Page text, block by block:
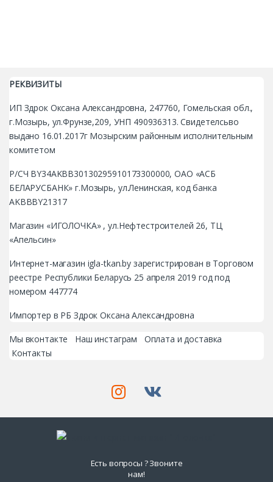
РЕКВИЗИТЫ
ИП Здрок Оксана Александровна, 247760, Гомельская обл.,
г.Мозырь, ул.Фрунзе,209, УНП 490936313. Свидетелсьво
выдано 16.01.2017г Мозырским районным исполнительным
комитетом
Р/СЧ BY34AKBB30130295910173300000, ОАО «АСБ
БЕЛАРУСБАНК» г.Мозырь, ул.Ленинская, код банка
AKBBBY21317
Магазин «ИГОЛОЧКА» , ул.Нефтестроителей 26, ТЦ
«Апельсин»
Интернет-магазин igla-tkan.by зарегистрирован в Торговом
реестре Республики Беларусь 25 апреля 2019 год под
номером 447774
Импортер в РБ Здрок Оксана Александровна
Мы вконтакте Наш инстаграм
Оплата и доставка
Контакты
Есть вопросы ? Звоните
нам!